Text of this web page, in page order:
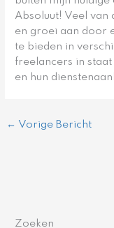
Absoluut! Veel
en groei aan door
te bieden in
freelancers in
en hun
← Vorige Bericht
Zoeken